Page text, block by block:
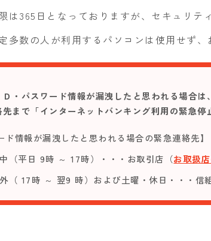
は365日となっておりますが、セキュリテ
多数の人が利用するパソコンは使用せず
・パスワード情報が漏洩したと思われる場合
まで「インターネットバンキング利用の緊急停
ド情報が漏洩したと思われる場合の緊急連絡先】
（平日 9時 ～ 17時）・・・お取引店（お取扱
（ 17時 ～ 翌9 時）および土曜・休日・・・信